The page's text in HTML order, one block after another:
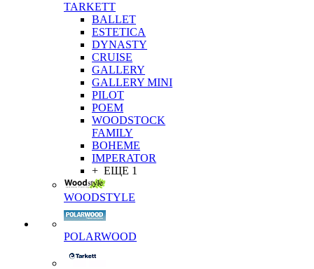
TARKETT
BALLET
ESTETICA
DYNASTY
CRUISE
GALLERY
GALLERY MINI
PILOT
POEM
WOODSTOCK
FAMILY
BOHEME
IMPERATOR
+ ЕЩЕ 1
WOODSTYLE
POLARWOOD